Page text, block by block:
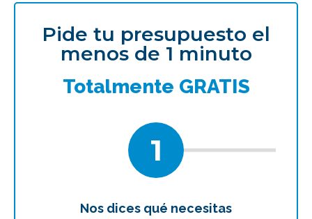
Pide tu presupuesto el
menos de 1 minuto
Totalmente GRATIS
1
Nos dices qué necesitas